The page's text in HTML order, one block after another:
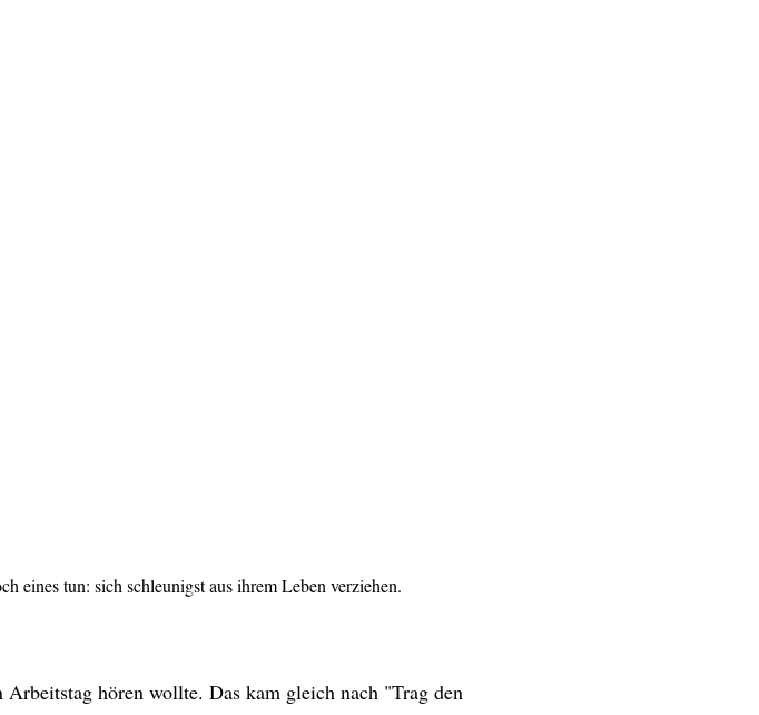
eines tun: sich schleunigst aus ihrem Leben verziehen.
hören wollte. Das kam gleich nach "Trag den